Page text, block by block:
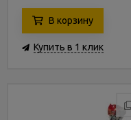
В корзину
Купить в 1 клик